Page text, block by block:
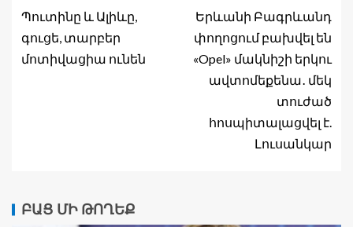
Պուտինը և Ալիևը,
գուցե, տարբեր
մոտիվացիա ունեն
Երևանի Բագրևանդ
փողոցում բախվել են
«Opel» մակնիշի երկու
ավտոմեքենա․ մեկ
տուժած
հոսպիտալացվել է.
Լուսանկար
ԲԱՑ ՄԻ ԹՈՂԵՔ